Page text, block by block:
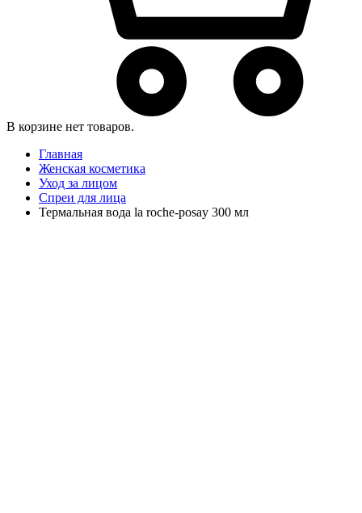
В корзине нет товаров.
Главная
Женская косметика
Уход за лицом
Спреи для лица
Термальная вода la roche-posay 300 мл